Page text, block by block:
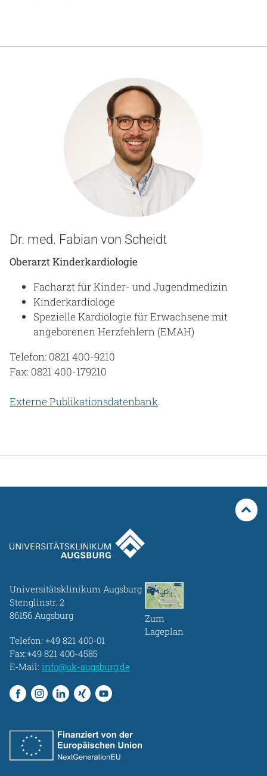
Dr. med. Fabian von Scheidt
Oberarzt Kinderkardiologie
Facharzt für Kinder- und Jugendmedizin
Kinderkardiologe
Spezielle Kardiologie für Erwachsene mit
angeborenen Herzfehlern (EMAH)
Telefon: 0821 400-9210
Fax: 0821 400-179210
Externe Publikationsdatenbank
Universitätsklinikum Augsburg
Stenglinstr. 2
86156 Augsburg
Telefon: +49 821 400-01
Fax:+49 821 400-4585
E-Mail: info@uk-augsburg.de
Zum
Lageplan